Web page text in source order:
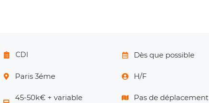
CDI
Paris 3éme
45-50k€ + variable
Dès que possible
H/F
Pas de déplacement